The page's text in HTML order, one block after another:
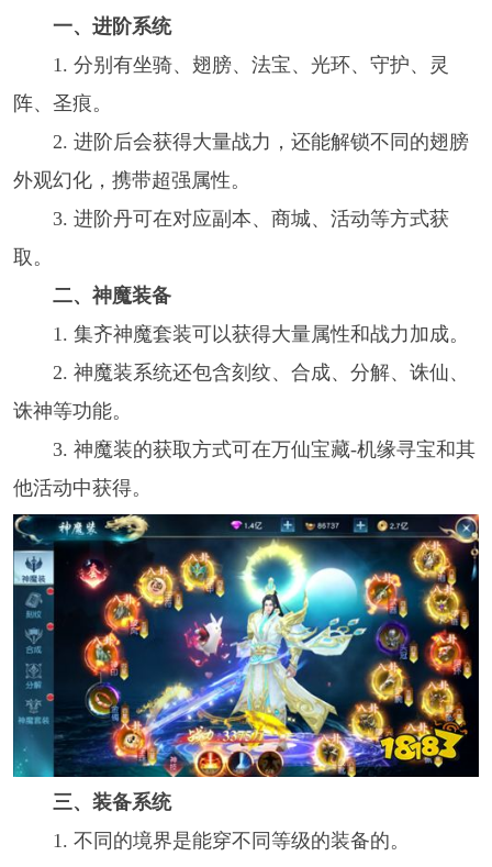
一、进阶系统
1. 分别有坐骑、翅膀、法宝、光环、守护、灵
阵、圣痕。
2. 进阶后会获得大量战力，还能解锁不同的翅膀
外观幻化，携带超强属性。
3. 进阶丹可在对应副本、商城、活动等方式获
取。
二、神魔装备
1. 集齐神魔套装可以获得大量属性和战力加成。
2. 神魔装系统还包含刻纹、合成、分解、诛仙、
诛神等功能。
3. 神魔装的获取方式可在万仙宝藏-机缘寻宝和其
他活动中获得。
三、装备系统
1. 不同的境界是能穿不同等级的装备的。